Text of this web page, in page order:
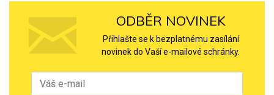
ODBĚR NOVINEK
Přihlašte se k bezplatnému zasílání
novinek do Vaší e-mailové schránky.